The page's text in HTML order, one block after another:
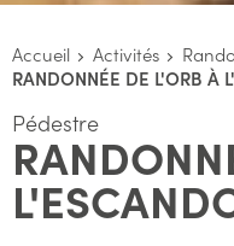
Accueil Activités
RANDONNÉE DE L'ORB À
Pédestre